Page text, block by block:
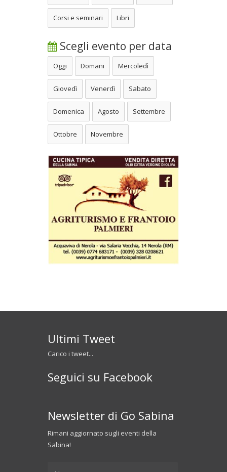
Corsi e seminari Libri
Scegli evento per data
Oggi Domani Mercoledì
Giovedì Venerdì Sabato
Domenica Agosto Settembre
Ottobre Novembre
Ultimi Tweet
Carico i tweet...
Seguici su Facebook
Newsletter di Go Sabina
Rimani aggiornato sugli eventi della
Sabina!